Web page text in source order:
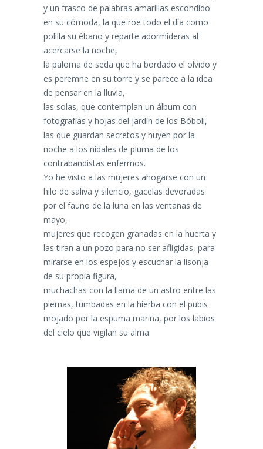
y un frasco de palabras amarillas escondido
en su cómoda, la que roe todo el día como
polilla su ébano y reparte adormideras al
acercarse la noche,
la paloma de seda que ha bordado el olvido y
es peremne en su torre y se parece a la idea
de pensar en la lluvia,
las solas, que contemplan un álbum con
fotografías y hojas del jardín de los Bóboli,
las que guardan secretos y huyen por la
noche a los nidales de pluma de los
contrabandistas enfermos.
Yo he visto a las mujeres ahogarse con un
hilo de saliva y silencio, gacelas devoradas
por el fauno de la luna en las ventanas de
mayo,
mujeres que recogen granadas en la huerta y
las tiran a un pozo para no ser afligidas, para
mirarse en los espejos y escuchar la lisonja
de su propia figura,
muchachas con la llama de un astro entre las
piernas, tumbadas en la hierba con el pubis
mojado por la espuma marina, por los labios
del cielo que vigilan su alma.